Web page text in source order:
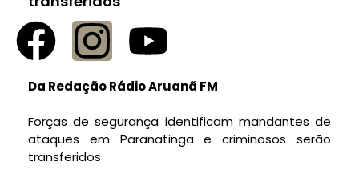
Da Redação Rádio Aruanã FM
Forças de segurança identificam mandantes de
ataques em Paranatinga e criminosos serão
transferidos